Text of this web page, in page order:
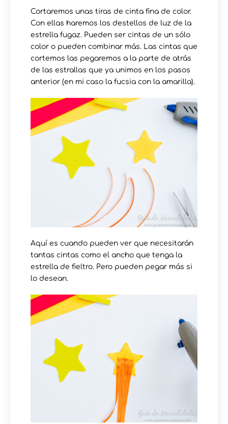
Cortaremos unas tiras de cinta fina de color.
Con ellas haremos los destellos de luz de la
estrella fugaz. Pueden ser cintas de un sólo
color o pueden combinar más. Las cintas que
cortemos las pegaremos a la parte de atrás
de las estrallas que ya unimos en los pasos
anterior (en mi caso la fucsia con la amarilla).
Aquí es cuando pueden ver que necesitarán
tantas cintas como el ancho que tenga la
estrella de fieltro. Pero pueden pegar más si
lo desean.